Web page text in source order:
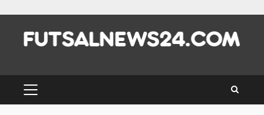
content
PRIMARY
MENU